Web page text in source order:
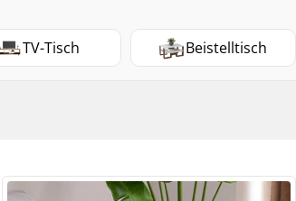
TV-Tisch Beistelltisch